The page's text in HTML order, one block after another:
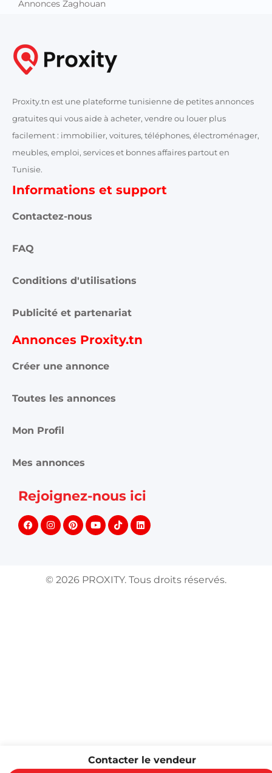
Contacter le vendeur
Annonces Zaghouan
Proxity.tn est une plateforme tunisienne de petites annonces
gratuites qui vous aide à acheter, vendre ou louer plus
facilement : immobilier, voitures, téléphones, électroménager,
meubles, emploi, services et bonnes affaires partout en
Tunisie.
Informations et support
Contactez-nous
FAQ
Conditions d'utilisations
Publicité et partenariat
Annonces Proxity.tn
Créer une annonce
Toutes les annonces
Mon Profil
Mes annonces
Rejoignez-nous ici
© 2026 PROXITY. Tous droits réservés.